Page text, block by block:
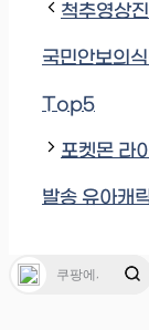
척추영상
국민안보의
Top5
포켓몬 라
발송 유아